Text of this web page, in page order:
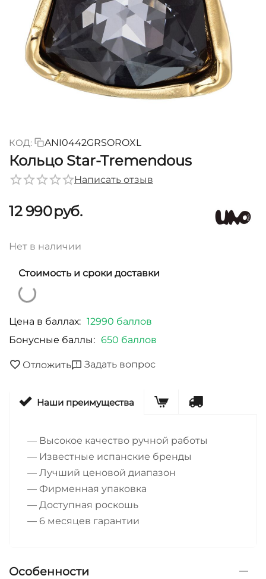
КОД: ANI0442GRSOROXL
Кольцо Star-Tremendous
Написать отзыв
12 990руб.
Нет в наличии
Стоимость и сроки доставки
Цена в баллах: 12990 баллов
Бонусные баллы: 650 баллов
Отложить Задать вопрос
Наши преимущества
— Высокое качество ручной работы
— Известные испанские бренды
— Лучший ценовой диапазон
— Фирменная упаковка
— Доступная роскошь
— 6 месяцев гарантии
Особенности